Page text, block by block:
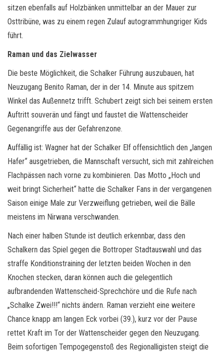
sitzen ebenfalls auf Holzbänken unmittelbar an der Mauer zur
Osttribüne, was zu einem regen Zulauf autogrammhungriger Kids
führt.
Raman und das Zielwasser
Die beste Möglichkeit, die Schalker Führung auszubauen, hat
Neuzugang Benito Raman, der in der 14. Minute aus spitzem
Winkel das Außennetz trifft. Schubert zeigt sich bei seinem ersten
Auftritt souverän und fängt und faustet die Wattenscheider
Gegenangriffe aus der Gefahrenzone.
Auffällig ist: Wagner hat der Schalker Elf offensichtlich den „langen
Hafer“ ausgetrieben, die Mannschaft versucht, sich mit zahlreichen
Flachpässen nach vorne zu kombinieren. Das Motto „Hoch und
weit bringt Sicherheit“ hatte die Schalker Fans in der vergangenen
Saison einige Male zur Verzweiflung getrieben, weil die Bälle
meistens im Nirwana verschwanden.
Nach einer halben Stunde ist deutlich erkennbar, dass den
Schalkern das Spiel gegen die Bottroper Stadtauswahl und das
straffe Konditionstraining der letzten beiden Wochen in den
Knochen stecken, daran können auch die gelegentlich
aufbrandenden Wattenscheid-Sprechchöre und die Rufe nach
„Schalke Zwei!!!“ nichts ändern. Raman verzieht eine weitere
Chance knapp am langen Eck vorbei (39.), kurz vor der Pause
rettet Kraft im Tor der Wattenscheider gegen den Neuzugang.
Beim sofortigen Tempogegenstoß des Regionalligisten steigt die